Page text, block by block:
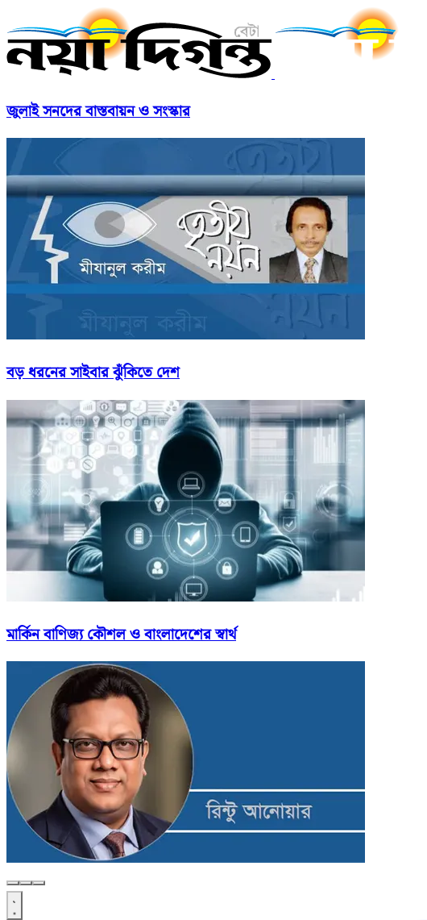
জুলাই সনদের বাস্তবায়ন ও সংস্কার
বড় ধরনের সাইবার ঝুঁকিতে দেশ
মার্কিন বাণিজ্য কৌশল ও বাংলাদেশের স্বার্থ